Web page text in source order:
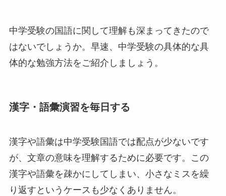
中学受験の国語に関して理解も深まってきたので
はないでしょうか。早速、中学受験の具体的な具
体的な勉強方法をご紹介しましょう。
漢字・語彙演習を毎日する
漢字や語彙は中学受験国語では配点が少ないです
が、文章の意味を理解するために必要です。この
漢字や語彙を疎かにしてしまい、小さなミスを繰
り返すというケースも少なくありません。